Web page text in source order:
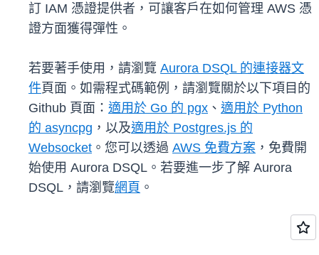
訂 IAM 憑證提供者，可讓客戶在如何管理 AWS 憑
證方面獲得彈性。
若要著手使用，請瀏覽 Aurora DSQL 的連接器文
件頁面。如需程式碼範例，請瀏覽關於以下項目的
Github 頁面： 適用於 Go 的 pgx 、 適用於 Python
的 asyncpg ，以及適用於 Postgres.js 的
Websocket 。您可以透過 AWS 免費方案 ，免費開
始使用 Aurora DSQL。若要進一步了解 Aurora
DSQL，請瀏覽網頁 。